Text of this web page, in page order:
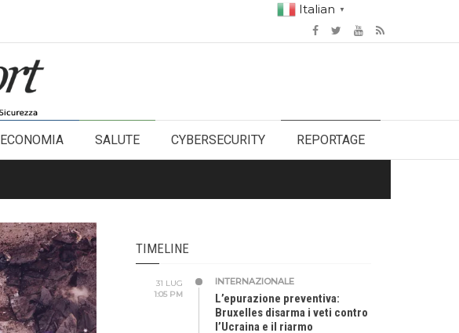
Italian ▼
ECONOMIA SALUTE CYBERSECURITY REPORTAGE
TIMELINE
31 LUG
1:05 PM
INTERNAZIONALE
L’epurazione preventiva:
Bruxelles disarma i veti contro
l’Ucraina e il riarmo